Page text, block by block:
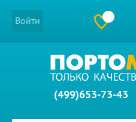
Войти
(499)653-73-43